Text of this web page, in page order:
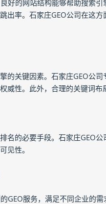
好的网站结构能够帮助搜索
出率。石家庄GEO公司在这
的关键因素。石家庄GEO公
威性。此外，合理的关键词布
名的必要手段。石家庄GEO
见性。
GEO服务，满足不同企业的需